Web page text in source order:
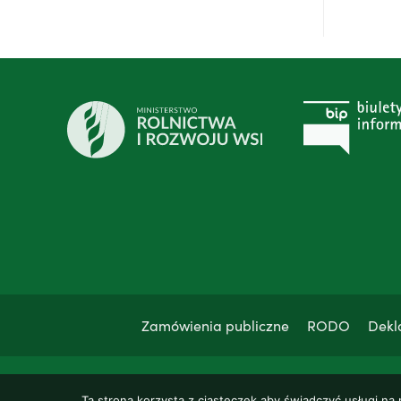
Zamówienia publiczne RODO